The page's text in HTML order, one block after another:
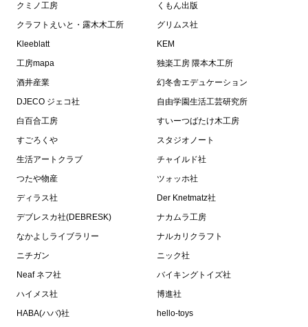
クミノ工房
くもん出版
クラフトえいと・露木木工所
グリムス社
Kleeblatt
KEM
工房mapa
独楽工房 隈本木工所
酒井産業
幻冬舎エデュケーション
DJECO ジェコ社
自由学園生活工芸研究所
白百合工房
すいーつばたけ木工房
すごろくや
スタジオノート
生活アートクラブ
チャイルド社
つたや物産
ツォッホ社
ディラス社
Der Knetmatz社
デブレスカ社(DEBRESK)
ナカムラ工房
なかよしライブラリー
ナルカリクラフト
ニチガン
ニック社
Neaf ネフ社
バイキングトイズ社
ハイメス社
博進社
HABA(ハバ)社
hello-toys